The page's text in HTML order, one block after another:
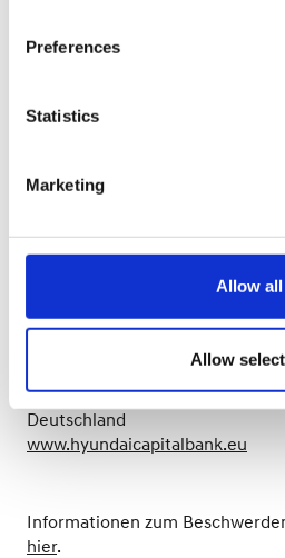
Preferences
Statistics
Marketing
Allow all
Allow
Sie sind Kunde von uns uns
Unsere Anschrift
Geschäftsbereich der Hyundai
60327 Frankfurt am Main
Deutschland
www.hyundaicapitalbank.eu
Informationen zum
hier.